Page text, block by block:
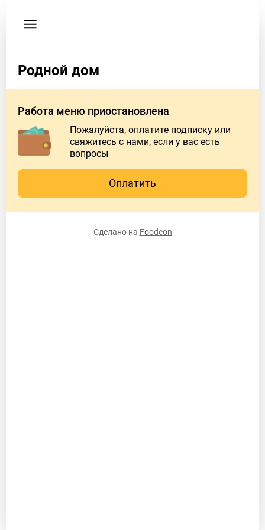
заказы
соглашение
Телефон
+79624333212
Родной дом
Работа меню приостановлена
Пожалуйста, оплатите подписку или
свяжитесь с нами, если у вас есть
вопросы
Оплатить
Сделано на Foodeon